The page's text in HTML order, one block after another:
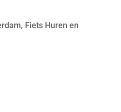
Fiets Huren en